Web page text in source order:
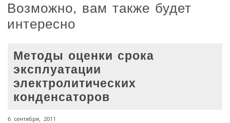
Возможно, вам также будет
интересно
Методы оценки срока
эксплуатации
электролитических
конденсаторов
6 сентября, 2011